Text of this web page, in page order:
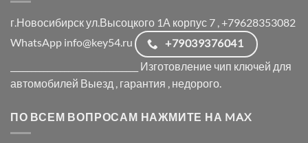
г.Новосибирск ул.Высоцкого 1А корпус 7 , +79628353082
WhatsApp info@key54.ru
+79039376041
_______________________________ Изготовление чип ключей для
автомобилей Выезд , гарантия , недорого.
ПО ВСЕМ ВОПРОСАМ НАЖМИТЕ НА MAX